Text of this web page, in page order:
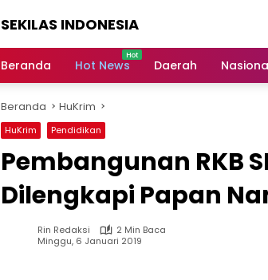
SEKILAS INDONESIA
Terkini,
Latest
World,
Headlines,
News
Beranda Hot News Daerah
Beranda HuKrim
HuKrim Pendidikan
Pembangunan RKB
Dilengkapi Papan
Rin Redaksi
2 Min Baca
Minggu, 6 Januari 2019